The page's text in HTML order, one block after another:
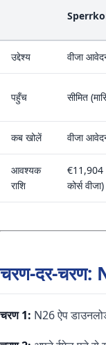
उद्देश्य वीजा
पहुँच सीमित
कब खोलें वीजा
आवश्यक
राशि
€11,904
कोर्स वीजा)
चरण-दर-चरण:
चरण 1: N26 ऐप